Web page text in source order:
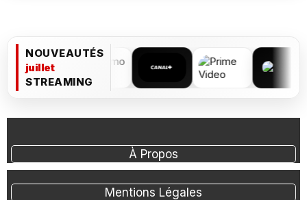
NOUVEAUTÉS
juillet
STREAMING
À Propos
Mentions Légales